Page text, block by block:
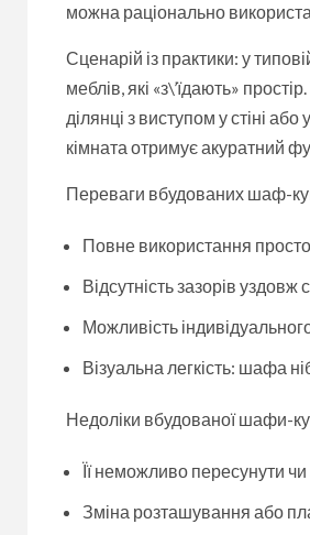
можна раціонально
Сценарій із практики: у
меблів, які «з\’їдають»
ділянці з виступом у стіні
кімната отримує акуратний
Переваги вбудованих шаф-
Повне використання
Відсутність зазорів
Можливість
Візуальна легкість: шафа
Недоліки вбудованої шафи-
Її неможливо пересунути
Зміна розташування або